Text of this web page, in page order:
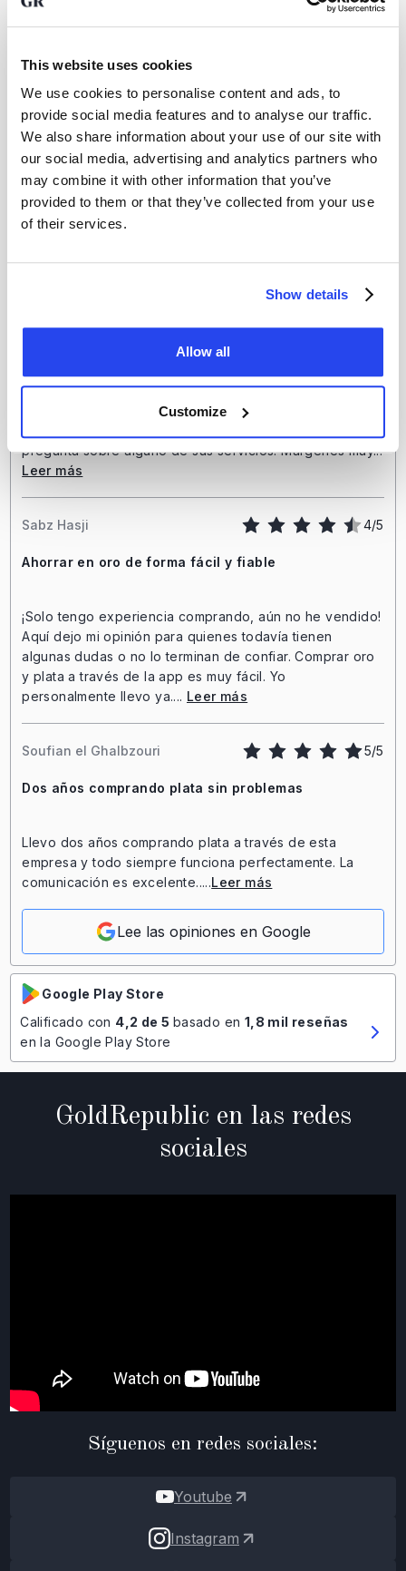
This website uses cookies
We use cookies to personalise content and ads, to
provide social media features and to analyse our traffic.
We also share information about your use of our site with
our social media, advertising and analytics partners who
may combine it with other information that you’ve
provided to them or that they’ve collected from your use
of their services.
Show details
Allow all
Customize
Lee las opiniones en Trustpilot
Apple App Store
Calificado con4,8 de 5basado en4 mil reseñas
la Apple App Store
Muy satisfecho con el servicio que ofrece
GoldRepublic
Muy satisfecho con el servicio que ofrece GoldRepublic,
pregunta sobre alguno de sus servicios. Márgenes muy...
Leer más
Sabz Hasji 4/5
Ahorrar en oro de forma fácil y fiable
¡Solo tengo experiencia comprando, aún no he vendido!
Aquí dejo mi opinión para quienes todavía tienen
algunas dudas o no lo terminan de confiar. Comprar oro
y plata a través de la app es muy fácil. Yo
personalmente llevo ya.... Leer más
Soufian el Ghalbzouri 5/5
Dos años comprando plata sin problemas
Llevo dos años comprando plata a través de esta
empresa y todo siempre funciona perfectamente. La
comunicación es excelente.....Leer más
Lee las opiniones en Google
Google Play Store
Calificado con 4,2 de 5 basado en 1,8 mil reseñas
en la Google Play Store
GoldRepublic en las redes
sociales
Síguenos en redes sociales:
Youtube
Instagram